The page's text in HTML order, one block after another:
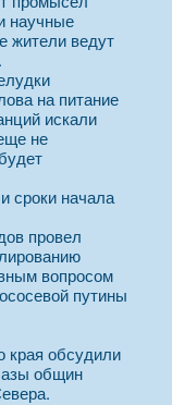
научные
жители ведут
на питание
искали
не
сроки начала
провел
вопросом
путины
края обсудили
общин